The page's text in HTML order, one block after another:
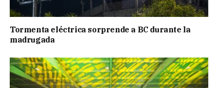
Tormenta eléctrica sorprende a BC durante la
madrugada